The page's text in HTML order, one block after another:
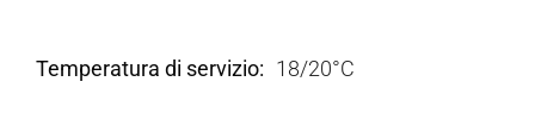
Temperatura di servizio 18/20°C